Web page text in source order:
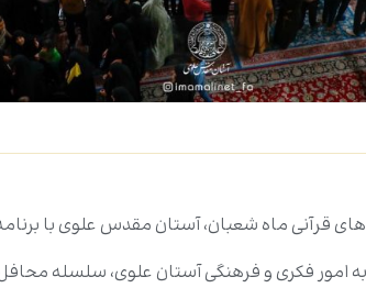
قرآنی ماه شعبان، آستان مقدس علوی با
به امور فکری و فرهنگی آستان علوی، سلسله